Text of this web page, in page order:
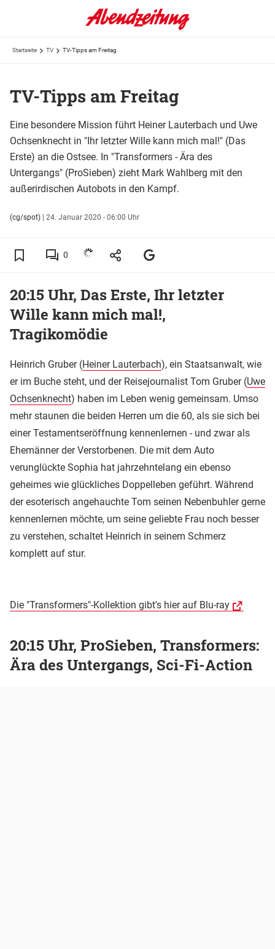
Startseite TV TV-Tipps am Freitag
TV-Tipps am Freitag
Eine besondere Mission führt Heiner Lauterbach und Uwe
Ochsenknecht in "Ihr letzter Wille kann mich mal!" (Das
Erste) an die Ostsee. In "Transformers - Ära des
Untergangs" (ProSieben) zieht Mark Wahlberg mit den
außerirdischen Autobots in den Kampf.
(cg/spot) | 24. Januar 2020 - 06:00 Uhr
0
20:15 Uhr, Das Erste, Ihr letzter
Wille kann mich mal!,
Tragikomödie
Heinrich Gruber (Heiner Lauterbach), ein Staatsanwalt, wie
er im Buche steht, und der Reisejournalist Tom Gruber (Uwe
Ochsenknecht) haben im Leben wenig gemeinsam. Umso
mehr staunen die beiden Herren um die 60, als sie sich bei
einer Testamentseröffnung kennenlernen - und zwar als
Ehemänner der Verstorbenen. Die mit dem Auto
verunglückte Sophia hat jahrzehntelang ein ebenso
geheimes wie glückliches Doppelleben geführt. Während
der esoterisch angehauchte Tom seinen Nebenbuhler gerne
kennenlernen möchte, um seine geliebte Frau noch besser
zu verstehen, schaltet Heinrich in seinem Schmerz
komplett auf stur.
Die "Transformers"-Kollektion gibt's hier auf Blu-ray
20:15 Uhr, ProSieben, Transformers:
Ära des Untergangs, Sci-Fi-Action